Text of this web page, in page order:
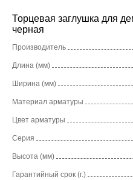
Торцевая заглушка для
черная
Производитель
Длина (мм)
Ширина (мм)
Материал арматуры
Цвет арматуры
Серия
Высота (мм)
Гарантийный срок (г.)